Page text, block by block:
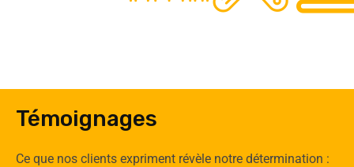
Experts
Témoignages
Ce que nos clients expriment révèle notre détermination :